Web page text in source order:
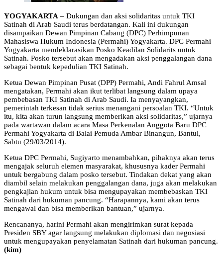
YOGYAKARTA – Dukungan dan aksi solidaritas untuk TKI
Satinah di Arab Saudi terus berdatangan. Kali ini dukungan
disampaikan Dewan Pimpinan Cabang (DPC) Perhimpunan
Mahasiswa Hukum Indonesia (Permahi) Yogyakarta. DPC Permahi
Yogyakarta mendeklarasikan Posko Keadilan Solidarits untuk
Satinah. Posko tersebut akan mengadakan aksi penggalangan dana
sebagai bentuk kepedulian TKI Satinah.
Ketua Dewan Pimpinan Pusat (DPP) Permahi, Andi Fahrul Amsal
mengatakan, Permahi akan ikut terlibat langsung dalam upaya
pembebasan TKI Satinah di Arab Saudi. Ia menyayangkan,
pemerintah terkesan tidak serius menangani persoalan TKI. “Untuk
itu, kita akan turun langsung memberikan aksi solidaritas,” ujarnya
pada wartawan dalam acara Masa Perkenalan Anggota Baru DPC
Permahi Yogyakarta di Balai Pemuda Ambar Binangun, Bantul,
Sabtu (29/03/2014).
Ketua DPC Permahi, Sugiyarto menambahkan, pihaknya akan terus
mengajak seluruh elemen masyarakat, khususnya kader Permahi
untuk bergabung dalam posko tersebut. Tindakan dekat yang akan
diambil selain melakukan penggalangan dana, juga akan melakukan
pengkajian hukum untuk bisa mengupayakan membebaskan TKI
Satinah dari hukuman pancung. “Harapannya, kami akan terus
mengawal dan bisa memberikan bantuan,” ujarnya.
Rencananya, harini Permahi akan mengirimkan surat kepada
Presiden SBY agar langsung melakukan diplomasi dan negosiasi
untuk mengupayakan penyelamatan Satinah dari hukuman pancung.
(kim)